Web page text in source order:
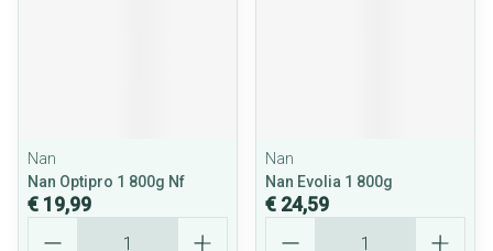
Nan
Nan Optipro 1 800g Nf
€ 19,99
Nan
Nan Evolia 1 800g
€ 24,59